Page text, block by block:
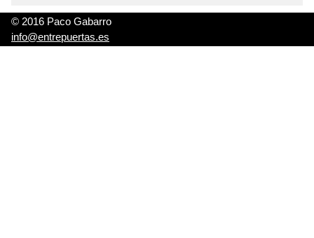
© 2016 Paco Gabarro
info@entrepuertas.es